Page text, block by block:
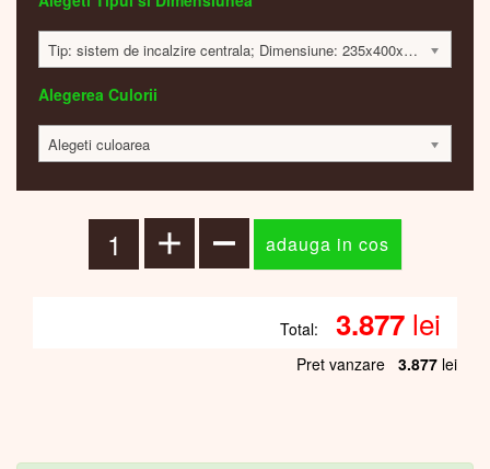
Tip: sistem de incalzire centrala; Dimensiune: 235x400x65mm; 133 Watt; 3864 lei
Alegerea Culorii
Alegeti culoarea
Total: 3.877 lei
Pret vanzare 3.877 lei